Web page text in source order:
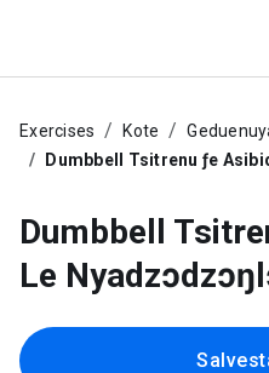
Exercises Kote
Dumbbell Tsitrenu ƒe
Dumbbell
Le